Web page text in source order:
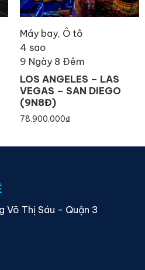
Máy bay, Ô tô
4 sao
9 Ngày 8 Đêm
LOS ANGELES – LAS
VEGAS – SAN DIEGO
(9N8Đ)
78.900.000₫
Võ Thị Sáu - Quận 3